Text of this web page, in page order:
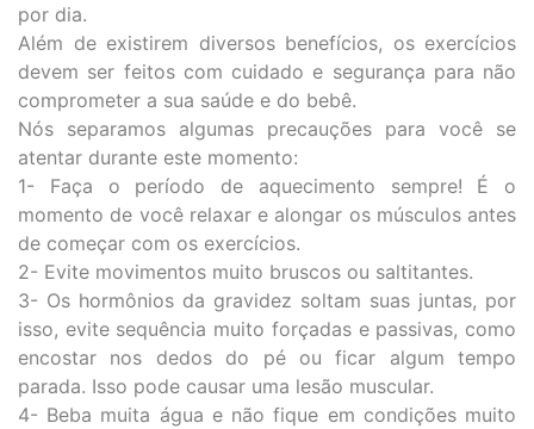
por dia.
Além de existirem diversos benefícios, os exercícios
devem ser feitos com cuidado e segurança para não
comprometer a sua saúde e do bebê.
Nós separamos algumas precauções para você se
atentar durante este momento:
1- Faça o período de aquecimento sempre! É o
momento de você relaxar e alongar os músculos antes
de começar com os exercícios.
2- Evite movimentos muito bruscos ou saltitantes.
3- Os hormônios da gravidez soltam suas juntas, por
isso, evite sequência muito forçadas e passivas, como
encostar nos dedos do pé ou ficar algum tempo
parada. Isso pode causar uma lesão muscular.
4- Beba muita água e não fique em condições muito